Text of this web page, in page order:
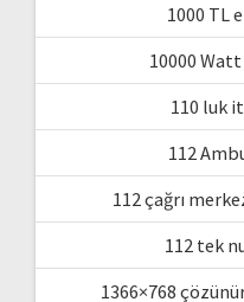
1000 TL
10000
110 luk
112
112 çağrı
112 tek
1366×768